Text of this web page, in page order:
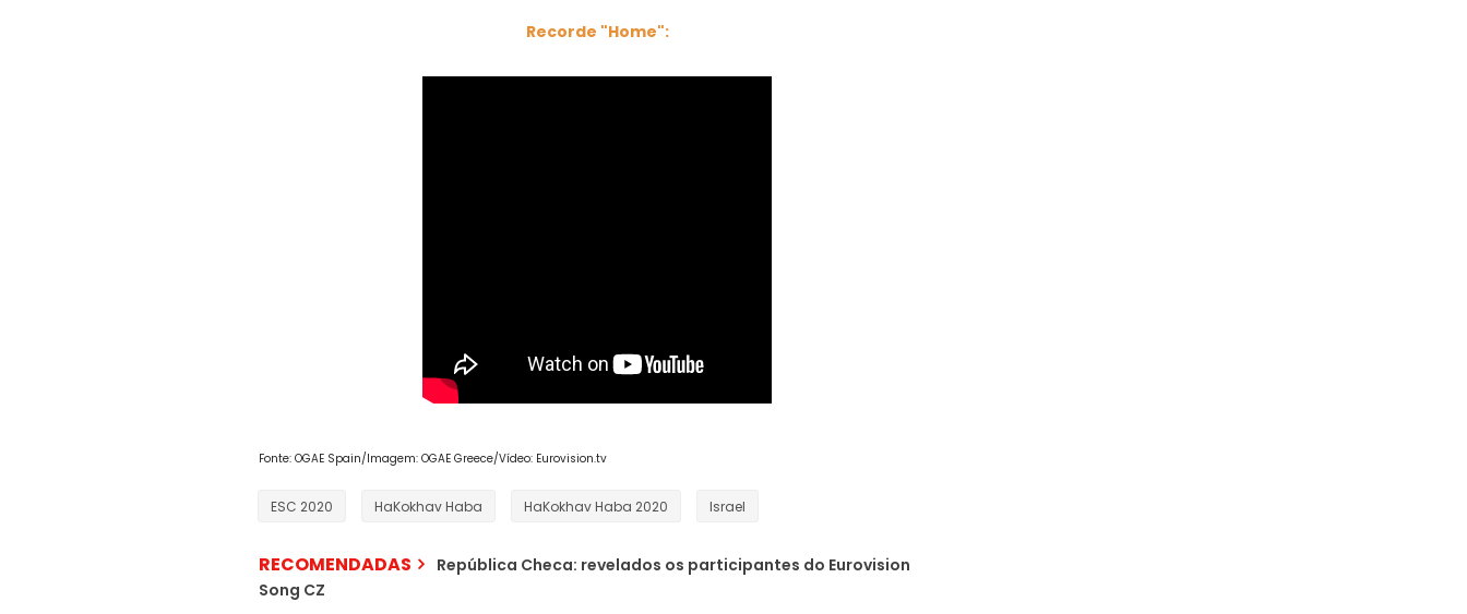
Recorde "Home":
Fonte: OGAE Spain/Imagem: OGAE Greece/Vídeo: Eurovision.tv
ESC 2020 HaKokhav Haba HaKokhav Haba 2020 Israel
RECOMENDADAS
República Checa: revelados os participantes do Eurovision
Song CZ